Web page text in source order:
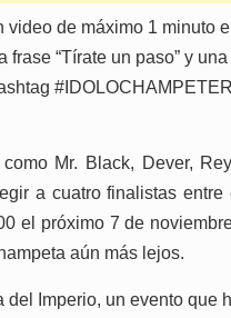
de máximo 1 minuto
“Tírate un paso” y
Mr. Black, Dever,
a cuatro finalistas
el próximo 7 de
aún más lejos.
Imperio, un evento que